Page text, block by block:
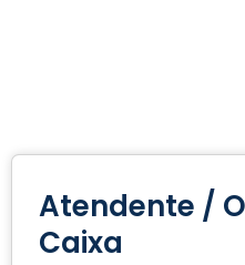
Atendente /
Caixa